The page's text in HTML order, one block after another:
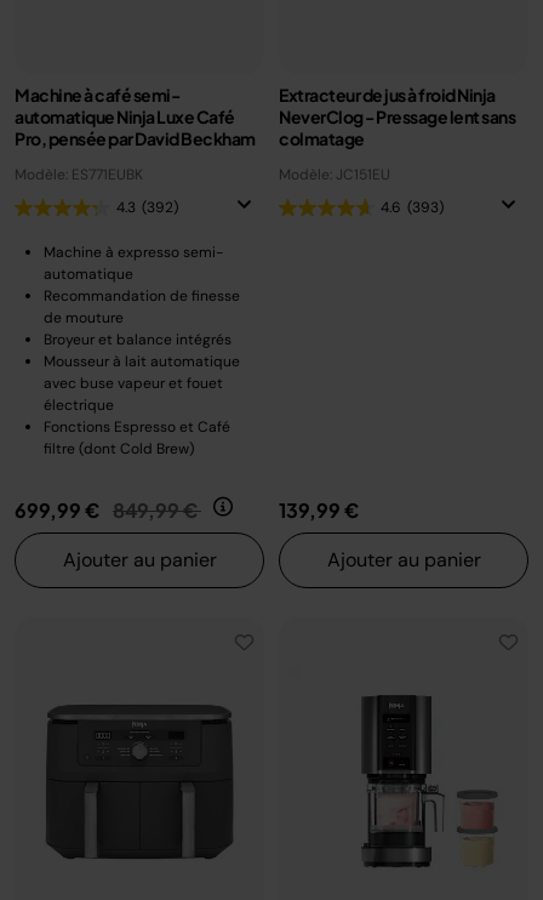
Machine à café semi-
automatique Ninja Luxe Café
Pro, pensée par David Beckham
Modèle: ES771EUBK
4.3 (392)
Machine à expresso semi-
automatique
Recommandation de finesse
de mouture
Broyeur et balance intégrés
Mousseur à lait automatique
avec buse vapeur et fouet
électrique
Fonctions Espresso et Café
filtre (dont Cold Brew)
699,99 € Prix réduit de
849,99 € au
Ajouter au panier
Extracteur de jus à froid Ninja
NeverClog - Pressage lent sans
colmatage
Modèle: JC151EU
4.6 (393)
139,99 €
Ajouter au panier